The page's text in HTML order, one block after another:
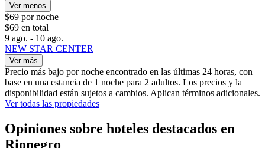
Ver menos
$69 por noche
$69 en total
9 ago. - 10 ago.
NEW STAR CENTER
Ver más
Precio más bajo por noche encontrado en las últimas 24 horas, con
base en una estancia de 1 noche para 2 adultos. Los precios y la
disponibilidad están sujetos a cambios. Aplican términos adicionales.
Ver todas las propiedades
Opiniones sobre hoteles destacados en
Rionegro